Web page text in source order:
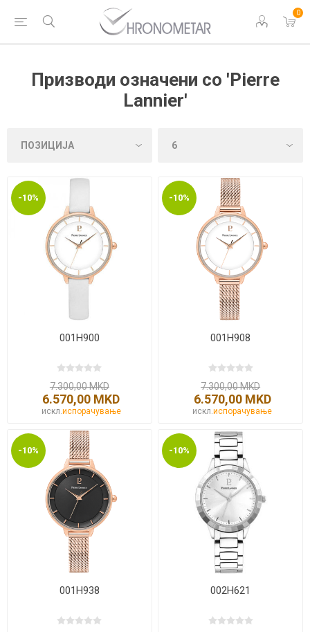
0
Призводи означени со 'Pierre
Lannier'
-10%
001H900
7.300,00 MKD
6.570,00 MKD
искл. испорачување
-10%
001H908
7.300,00 MKD
6.570,00 MKD
искл.испорачување
-10%
001H938
-10%
002H621